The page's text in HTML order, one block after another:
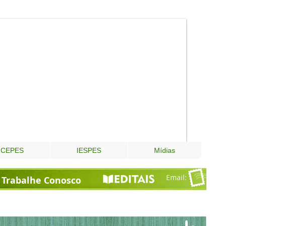
CEPES IESPES Mídias
Email:
Trabalhe Conosco